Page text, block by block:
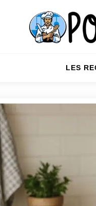
LES